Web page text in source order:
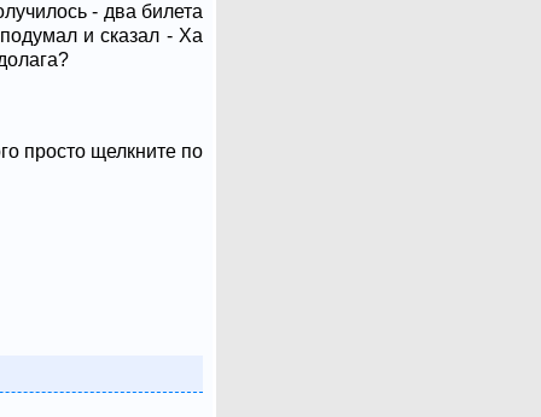
- два билета
и сказал - Ха
просто щелкните по